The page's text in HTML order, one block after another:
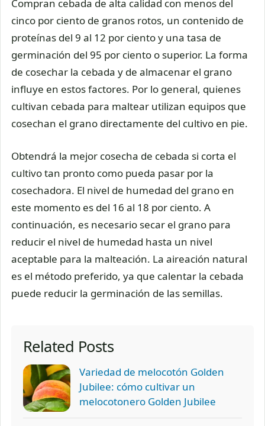
Compran cebada de alta calidad con menos del
cinco por ciento de granos rotos, un contenido de
proteínas del 9 al 12 por ciento y una tasa de
germinación del 95 por ciento o superior. La forma
de cosechar la cebada y de almacenar el grano
influye en estos factores. Por lo general, quienes
cultivan cebada para maltear utilizan equipos que
cosechan el grano directamente del cultivo en pie.
Obtendrá la mejor cosecha de cebada si corta el
cultivo tan pronto como pueda pasar por la
cosechadora. El nivel de humedad del grano en
este momento es del 16 al 18 por ciento. A
continuación, es necesario secar el grano para
reducir el nivel de humedad hasta un nivel
aceptable para la malteación. La aireación natural
es el método preferido, ya que calentar la cebada
puede reducir la germinación de las semillas.
Related Posts
Variedad de melocotón Golden
Jubilee: cómo cultivar un
melocotonero Golden Jubilee